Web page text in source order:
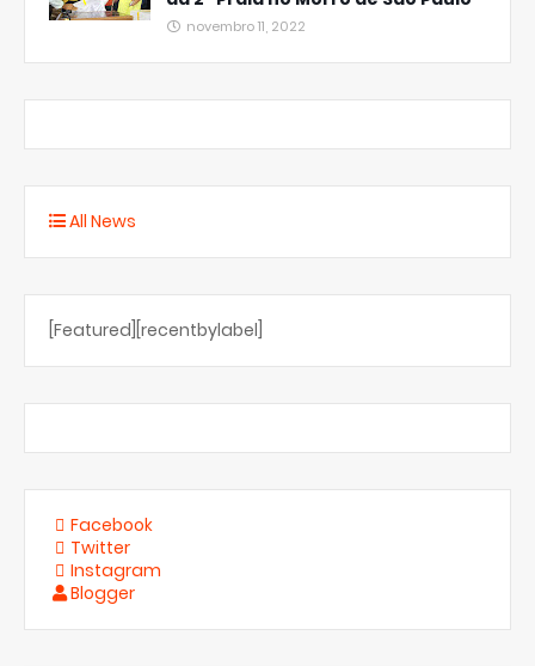
novembro 11, 2022
All News
[Featured][recentbylabel]
Facebook
Twitter
Instagram
Blogger